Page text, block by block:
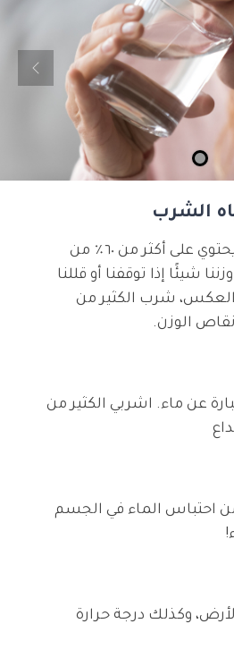
الشرب
هل تعلمين أن جسمك يحتوي على أكثر من ٦٠٪ من
شيئًا إذا توقفنا أو قللنا
شرب الكثير من
الوزن.
عبارة عن ماء. اشربي الكثير من
احتباس الماء في الجسم
وكذلك درجة حرارة